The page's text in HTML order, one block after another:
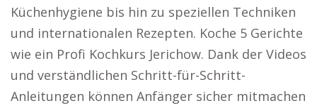
Küchenhygiene bis hin zu speziellen Techniken
und internationalen Rezepten. Koche 5 Gerichte
wie ein Profi Kochkurs Jerichow. Dank der Videos
und verständlichen Schritt-für-Schritt-
Anleitungen können Anfänger sicher mitmachen